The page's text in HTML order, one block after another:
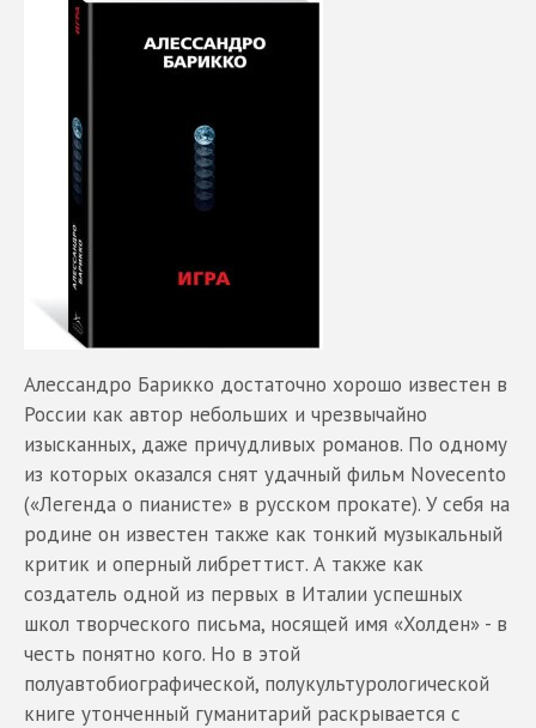
Алессандро Барикко достаточно хорошо известен в
России как автор небольших и чрезвычайно
изысканных, даже причудливых романов. По одному
из которых оказался снят удачный фильм Novecento
(«Легенда о пианисте» в русском прокате). У себя на
родине он известен также как тонкий музыкальный
критик и оперный либреттист. А также как
создатель одной из первых в Италии успешных
школ творческого письма, носящей имя «Холден» - в
честь понятно кого. Но в этой
полуавтобиографической, полукультурологической
книге утонченный гуманитарий раскрывается с